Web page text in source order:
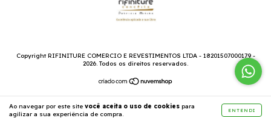
Ao navegar por este site você aceita o uso de cookies para
agilizar a sua experiência de compra.
ENTENDI
Copyright RIFINITURE COMERCIO E REVESTIMENTOS LTDA - 18201507000179 -
2026. Todos os direitos reservados.